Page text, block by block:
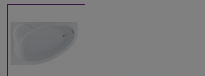
Комплектующие